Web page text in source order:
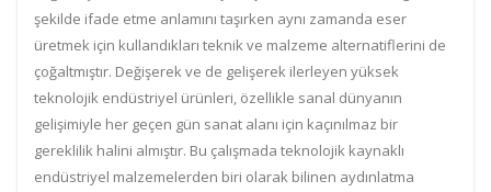
şekilde ifade etme anlamını taşırken aynı zamanda eser
üretmek için kullandıkları teknik ve malzeme alternatiflerini de
çoğaltmıştır. Değişerek ve de gelişerek ilerleyen yüksek
teknolojik endüstriyel ürünleri, özellikle sanal dünyanın
gelişimiyle her geçen gün sanat alanı için kaçınılmaz bir
gereklilik halini almıştır. Bu çalışmada teknolojik kaynaklı
endüstriyel malzemelerden biri olarak bilinen aydınlatma